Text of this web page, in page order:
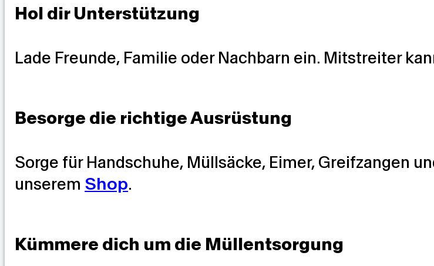
Hol dir Unterstützung
Lade Freunde, Familie oder Nachbarn ein. Mitstreiter
Besorge die richtige Ausrüstung
Sorge für Handschuhe, Müllsäcke, Eimer, Greifzangen
unserem Shop.
Kümmere dich um die Müllentsorgung